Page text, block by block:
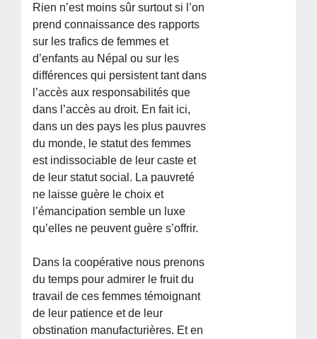
Rien n’est moins sûr surtout si l’on
prend connaissance des rapports
sur les trafics de femmes et
d’enfants au Népal ou sur les
différences qui persistent tant dans
l’accès aux responsabilités que
dans l’accès au droit. En fait ici,
dans un des pays les plus pauvres
du monde, le statut des femmes
est indissociable de leur caste et
de leur statut social. La pauvreté
ne laisse guère le choix et
l’émancipation semble un luxe
qu’elles ne peuvent guère s’offrir.
Dans la coopérative nous prenons
du temps pour admirer le fruit du
travail de ces femmes témoignant
de leur patience et de leur
obstination manufacturières. Et en